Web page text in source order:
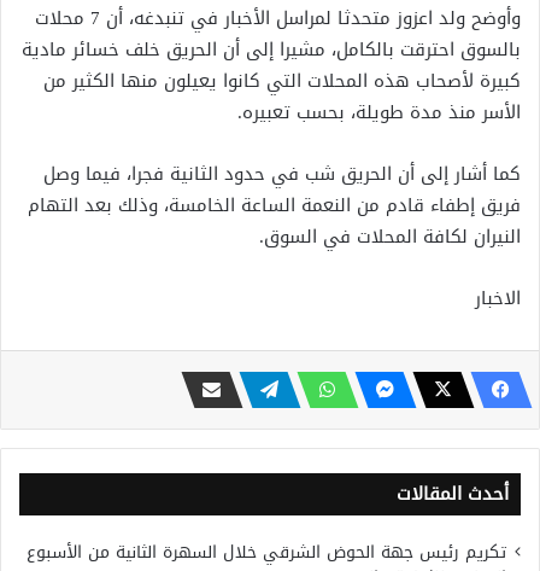
وأوضح ولد اعزوز متحدثا لمراسل الأخبار في تنبدغه، أن 7 محلات
بالسوق احترقت بالكامل، مشيرا إلى أن الحريق خلف خسائر مادية
كبيرة لأصحاب هذه المحلات التي كانوا يعيلون منها الكثير من
الأسر منذ مدة طويلة، بحسب تعبيره.
كما أشار إلى أن الحريق شب في حدود الثانية فجرا، فيما وصل
فريق إطفاء قادم من النعمة الساعة الخامسة، وذلك بعد التهام
النيران لكافة المحلات في السوق.
الاخبار
أحدث المقالات
تكريم رئيس جهة الحوض الشرقي خلال السهرة الثانية من الأسبوع